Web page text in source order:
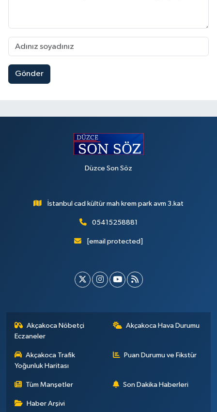
Gönder
Düzce Son Söz
İstanbul cad kültür mah krem park avm 3.kat
05415258881
[email protected]
Akçakoca Nöbetçi
Eczaneler
Akçakoca Hava Durumu
Akçakoca Trafik
Yoğunluk Haritası
Puan Durumu ve Fikstür
Tüm Manşetler Son Dakika Haberleri
Haber Arşivi